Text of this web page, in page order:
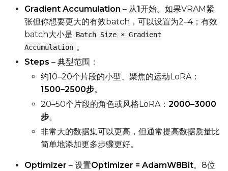
Gradient Accumulation – 从1开始。如果VRAM紧
张但你想要更大的有效batch，可以设置为2–4；有效
batch大小是 Batch Size × Gradient
Accumulation 。
Steps – 典型范围：
约10–20个片段的小型、聚焦的运动LoRA：
1500–2500步。
20–50个片段的角色或风格LoRA： 2000–3000
步。
非常大的数据集可以更高，但通常提高数据质量比
简单地添加更多步骤更好。
Optimizer – 设置Optimizer = AdamW8Bit。8位